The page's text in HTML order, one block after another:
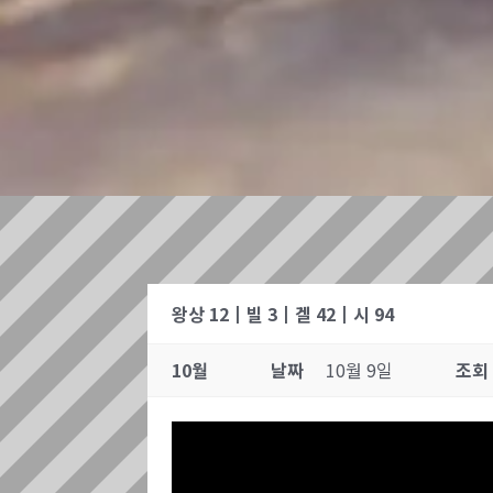
왕상 12┃빌 3┃겔 42┃시 94
10월 날짜 10월 9일 조회